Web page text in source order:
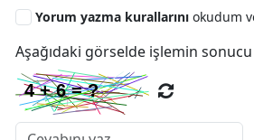
Yorum yazma kurallarını okudum
Aşağıdaki görselde işlemin sonucu